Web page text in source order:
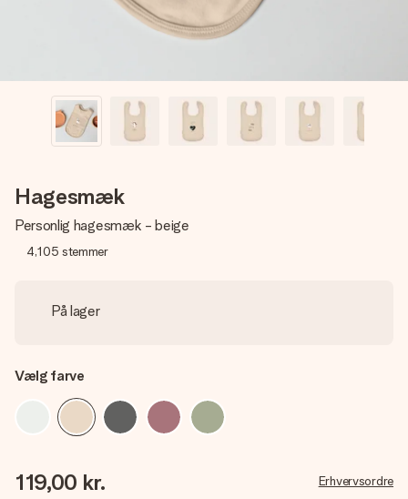
Hagesmæk
Personlig hagesmæk - beige
4,105 stemmer
På lager
Vælg farve
119,00 kr. Erhvervsordre